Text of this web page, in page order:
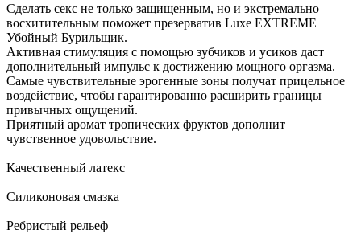
Сделать секс не только защищенным, но и экстремально
восхитительным поможет презерватив Luxe EXTREME
Убойный Бурильщик.
Активная стимуляция с помощью зубчиков и усиков даст
дополнительный импульс к достижению мощного оргазма.
Самые чувствительные эрогенные зоны получат прицельное
воздействие, чтобы гарантированно расширить границы
привычных ощущений.
Приятный аромат тропических фруктов дополнит
чувственное удовольствие.
Качественный латекс
Силиконовая смазка
Ребристый рельеф